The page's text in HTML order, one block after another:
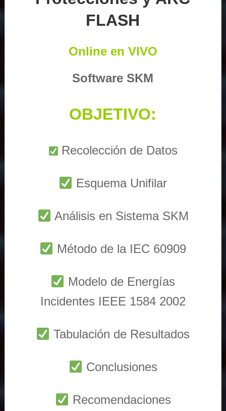
FLASH
Online en VIVO
Software SKM
OBJETIVO:
Recolección de Datos
Esquema Unifilar
Análisis en Sistema SKM
Método de la IEC 60909
Modelo de Energías
Incidentes IEEE 1584 2002
Tabulación de Resultados
Conclusiones
Recomendaciones